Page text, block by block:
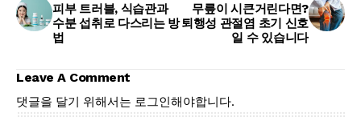
피부 트러블, 식습관과
수분 섭취로 다스리는 방
법
무릎이 시큰거린다면?
퇴행성 관절염 초기 신호
일 수 있습니다
Leave A Comment
댓글을 달기 위해서는 로그인해야합니다.